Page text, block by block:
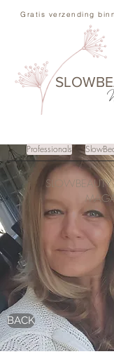
Gratis verzending
Professionals
BACK